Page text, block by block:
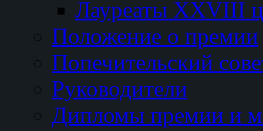
Лауреаты XXVIII
Положение о премии
Попечительский
Руководители
Дипломы премии и